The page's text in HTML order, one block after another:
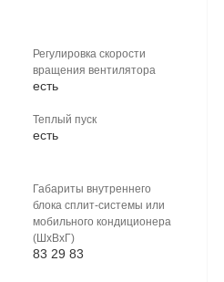
Регулировка скорости
вращения вентилятора
есть
Теплый пуск
есть
Габариты внутреннего
блока сплит-системы или
мобильного кондиционера
(ШхВхГ)
83 29 83